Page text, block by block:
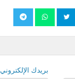
بريدك الإلكتروني